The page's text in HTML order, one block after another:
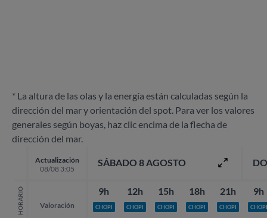
* La altura de las olas y la energía están calculadas según la
dirección del mar y orientación del spot. Para ver los valores
generales según boyas, haz clic encima de la flecha de
dirección del mar.
Actualización
08/08 3:05
HORARIO Valoración
SÁBADO 8 AGOSTO
9h
CHOPI
12h
CHOPI
15h
CHOPI
18h
CHOPI
21h
CHOPI
9h
CHOPI